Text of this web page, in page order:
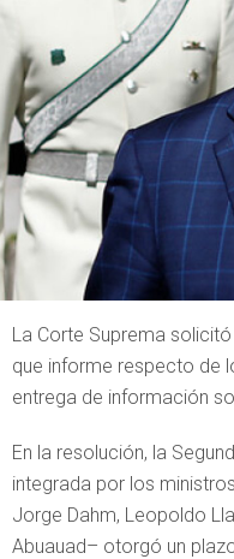
La Corte Suprema
que informe respecto de
entrega de información
En la resolución, la
integrada por los
Jorge Dahm, Leopoldo
Abuauad– otorgó un